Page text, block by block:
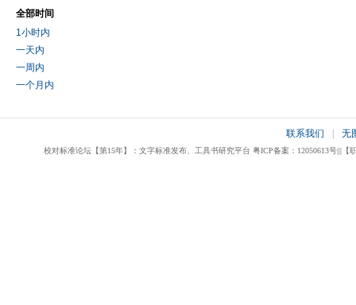
全部时间
1小时内
一天内
一周内
一个月内
联系我们 无
校对标准论坛【第15年】：文字标准发布、工具书研究平台 粤ICP备案：12050613号|||【